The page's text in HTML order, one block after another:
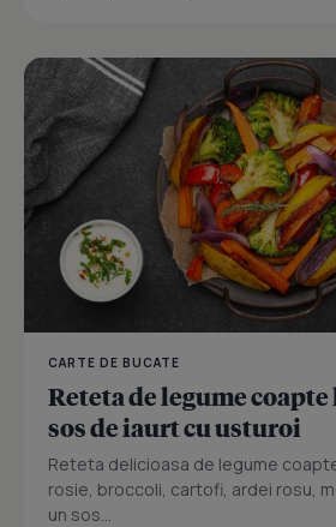
CARTE DE BUCATE
Reteta de legume
sos de iaurt cu usturoi
Reteta delicioasa de legume
rosie, broccoli, cartofi, ardei rosu,
un sos...